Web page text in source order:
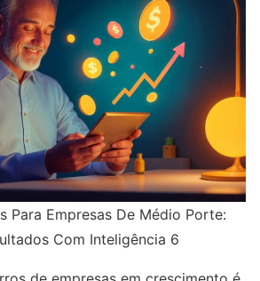
Para Empresas De Médio Porte:
Com Inteligência 6